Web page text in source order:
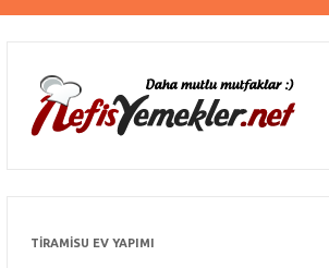
TIRAMISU EV YAPIMI